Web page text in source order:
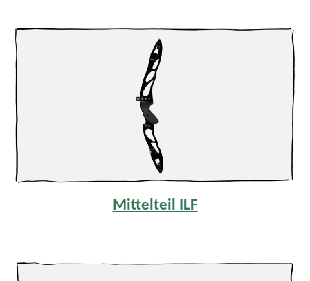
Mittelteil ILF